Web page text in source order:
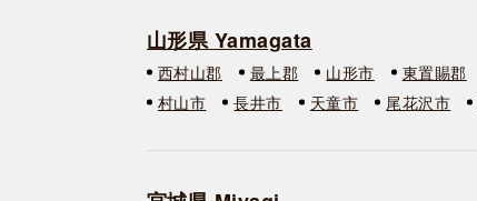
山形県 Yamagata
西村山郡 最上郡 山形市 東置賜郡
村山市
長井市 天童市 尾花沢市